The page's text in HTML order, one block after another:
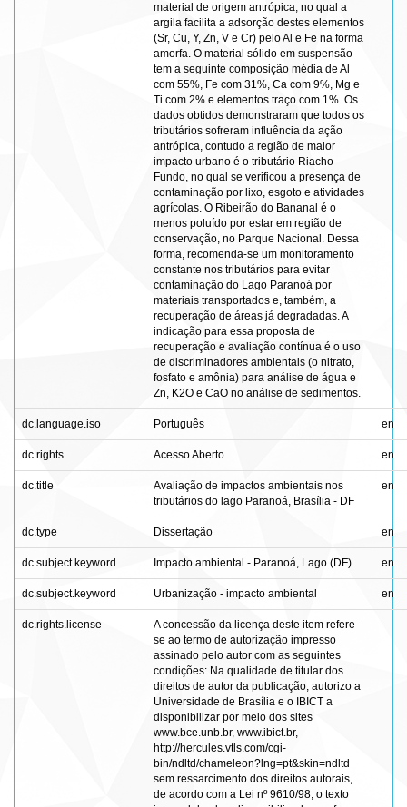
material de origem antrópica, no qual a
argila facilita a adsorção destes elementos
(Sr, Cu, Y, Zn, V e Cr) pelo Al e Fe na forma
amorfa. O material sólido em suspensão
tem a seguinte composição média de Al
com 55%, Fe com 31%, Ca com 9%, Mg e
Ti com 2% e elementos traço com 1%. Os
dados obtidos demonstraram que todos os
tributários sofreram influência da ação
antrópica, contudo a região de maior
impacto urbano é o tributário Riacho
Fundo, no qual se verificou a presença de
contaminação por lixo, esgoto e atividades
agrícolas. O Ribeirão do Bananal é o
menos poluído por estar em região de
conservação, no Parque Nacional. Dessa
forma, recomenda-se um monitoramento
constante nos tributários para evitar
contaminação do Lago Paranoá por
materiais transportados e, também, a
recuperação de áreas já degradadas. A
indicação para essa proposta de
recuperação e avaliação contínua é o uso
de discriminadores ambientais (o nitrato,
fosfato e amônia) para análise de água e
Zn, K2O e CaO no análise de sedimentos.
dc.language.iso Português en
dc.rights Acesso Aberto en
dc.title
Avaliação de impactos ambientais nos
tributários do lago Paranoá, Brasília - DF
en
dc.type Dissertação en
dc.subject.keyword Impacto ambiental - Paranoá, Lago (DF) en
dc.subject.keyword Urbanização - impacto ambiental en
dc.rights.license
A concessão da licença deste item refere-
se ao termo de autorização impresso
assinado pelo autor com as seguintes
condições: Na qualidade de titular dos
direitos de autor da publicação, autorizo a
Universidade de Brasília e o IBICT a
disponibilizar por meio dos sites
www.bce.unb.br, www.ibict.br,
http://hercules.vtls.com/cgi-
bin/ndltd/chameleon?lng=pt&skin=ndltd
sem ressarcimento dos direitos autorais,
de acordo com a Lei nº 9610/98, o texto
-